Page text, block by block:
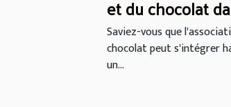
et du chocolat
alimentaire
Saviez-vous que
chocolat peut s'intégrer
un...